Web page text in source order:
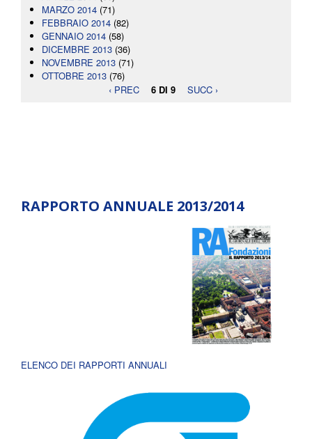
MARZO 2014 (71)
FEBBRAIO 2014 (82)
GENNAIO 2014 (58)
DICEMBRE 2013 (36)
NOVEMBRE 2013 (71)
OTTOBRE 2013 (76)
‹ PREC
6 DI 9 SUCC ›
RAPPORTO ANNUALE 2013/2014
ELENCO DEI RAPPORTI ANNUALI